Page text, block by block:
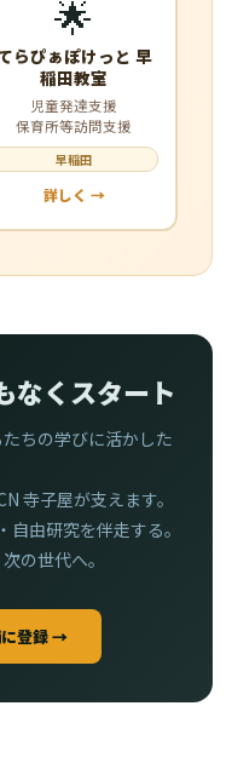
🌟
らぴぁぽけっと 早
稲田教室
児童発達支援
保育所等訪問支援
早稲田
詳しく →
くスタート
ちの学びに活かした
寺子屋が支えます。
由研究を伴走する。
の世代へ。
に登録 →